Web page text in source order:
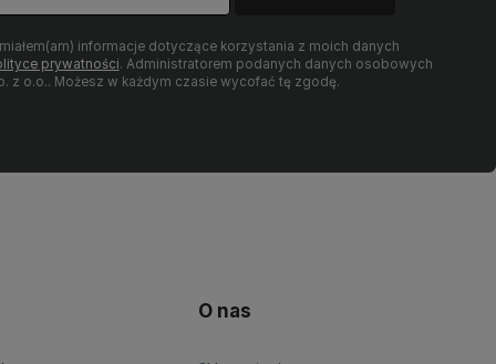
informacje dotyczące korzystania z moich danych
prywatności. Administratorem podanych danych osobowych
z o.o.. Możesz w każdym czasie wycofać tę zgodę.
O nas